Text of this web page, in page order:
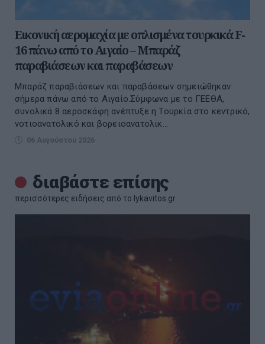
Εικονική αερομαχία με οπλισμένα τουρκικά F-
16 πάνω από το Αιγαίο – Μπαράζ
παραβιάσεων και παραβάσεων
Μπαράζ παραβιάσεων και παραβάσεων σημειώθηκαν
σήμερα πάνω από το Αιγαίο.Σύμφωνα με το ΓΕΕΘΑ,
συνολικά 8 αεροσκάφη ανέπτυξε η Τουρκία στο κεντρικό,
νοτιοανατολικό και βορειοανατολικ...
06 Αυγούστου 2026
διαβάστε επίσης
περισσότερες ειδήσεις από το lykavitos.gr